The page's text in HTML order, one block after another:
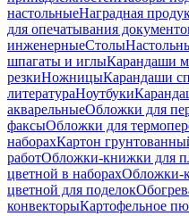
настольныеНаградная
для опечатывания
инженерныеСтолы
шпагаты и иглыКарандаши
резкиНожницыКарандаши
литератураНоутбуки
акварельныеОбложки для
факсыОбложки для
наборахКартон
работОбложки-книжки для
цветной в наборахОбложки-
цветной для поделок
конвекторыКартофельное